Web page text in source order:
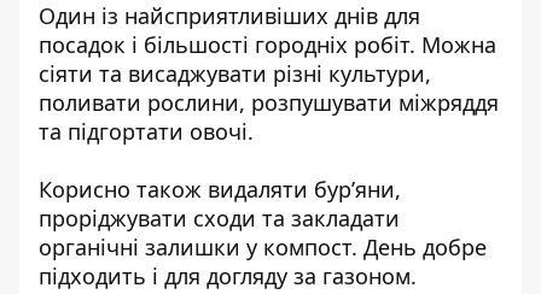
Один із найсприятливіших днів для
посадок і більшості городніх робіт. Можна
сіяти та висаджувати різні культури,
поливати рослини, розпушувати міжряддя
та підгортати овочі.
Корисно також видаляти бур’яни,
проріджувати сходи та закладати
органічні залишки у компост. День добре
підходить і для догляду за газоном.